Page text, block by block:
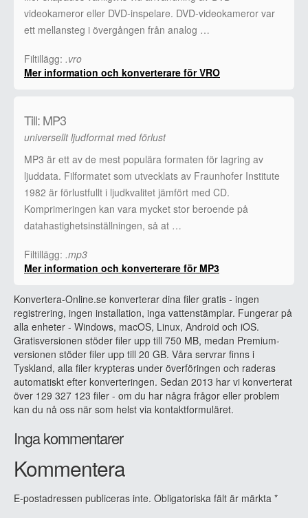
videokameror eller DVD-inspelare. DVD-videokameror var
ett mellansteg i övergången från analog …
Filtillägg: .vro
Mer information och konverterare för VRO
Till: MP3
universellt ljudformat med förlust
MP3 är ett av de mest populära formaten för lagring av
ljuddata. Filformatet som utvecklats av Fraunhofer Institute
1982 är förlustfullt i ljudkvalitet jämfört med CD.
Komprimeringen kan vara mycket stor beroende på
datahastighetsinställningen, så at …
Filtillägg: .mp3
Mer information och konverterare för MP3
Konvertera-Online.se konverterar dina filer gratis - ingen
registrering, ingen installation, inga vattenstämplar. Fungerar på
alla enheter - Windows, macOS, Linux, Android och iOS.
Gratisversionen stöder filer upp till 750 MB, medan Premium-
versionen stöder filer upp till 20 GB. Våra servrar finns i
Tyskland, alla filer krypteras under överföringen och raderas
automatiskt efter konverteringen. Sedan 2013 har vi konverterat
över 129 327 123 filer - om du har några frågor eller problem
kan du nå oss när som helst via kontaktformuläret.
Inga kommentarer
Kommentera
E-postadressen publiceras inte. Obligatoriska fält är märkta *